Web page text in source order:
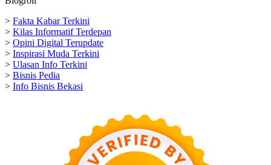
> Fakta Kabar Terkini
> Kilas Informatif Terdepan
> Opini Digital Terupdate
> Inspirasi Muda Terkini
> Ulasan Info Terkini
> Bisnis Pedia
> Info Bisnis Bekasi